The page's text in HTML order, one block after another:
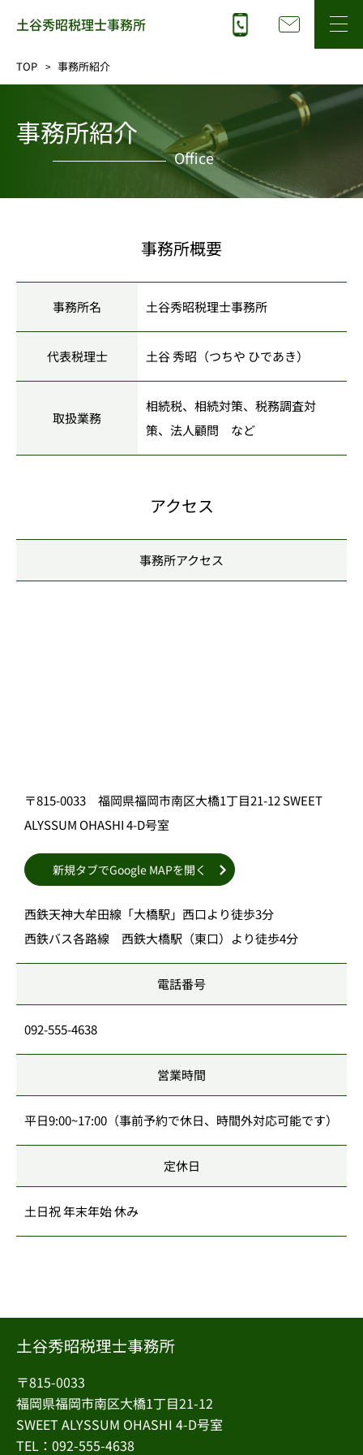
TOP 事務所紹介
事務所紹介
Office
事務所概要
事務所名 土谷秀昭税理士事務所
代表税理士 土谷 秀昭（つちや ひであき）
取扱業務
相続税、相続対策、税務調査対
策、法人顧問 など
アクセス
事務所アクセス
〒815-0033 福岡県福岡市南区大橋1丁目21-12 SWEET
ALYSSUM OHASHI 4-D号室
新規タブでGoogle MAPを開く
西鉄天神大牟田線「大橋駅」西口より徒歩3分
西鉄バス各路線 西鉄大橋駅（東口）より徒歩4分
電話番号
092-555-4638
営業時間
平日9:00~17:00（事前予約で休日、時間外対応可能です）
定休日
土日祝 年末年始 休み
〒815-0033
福岡県福岡市南区大橋1丁目21-12
SWEET ALYSSUM OHASHI 4-D号室
TEL：092-555-4638